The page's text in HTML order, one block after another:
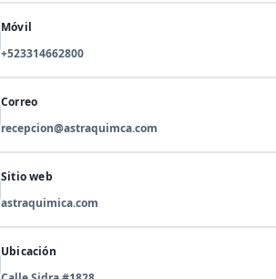
Móvil
+523314662800
Correo
recepcion@astraquimca.com
Sitio web
astraquimica.com
Ubicación